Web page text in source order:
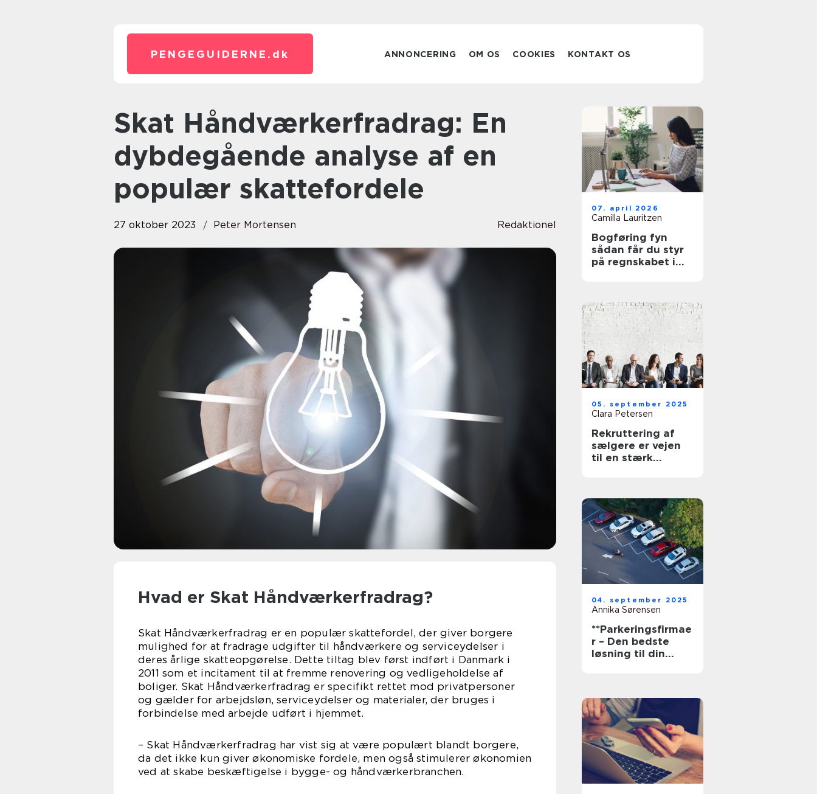
PENGEGUIDERNE. dk ANNONCERING OM OS COOKIES KONTAKT OS
Skat Håndværkerfradrag: En
dybdegående analyse af en
populær skattefordele
27 oktober 2023 Peter Mortensen Redaktionel
Hvad er Skat Håndværkerfradrag?
Skat Håndværkerfradrag er en populær skattefordel, der giver borgere
mulighed for at fradrage udgifter til håndværkere og serviceydelser i
deres årlige skatteopgørelse. Dette tiltag blev først indført i Danmark i
2011 som et incitament til at fremme renovering og vedligeholdelse af
boliger. Skat Håndværkerfradrag er specifikt rettet mod privatpersoner
og gælder for arbejdsløn, serviceydelser og materialer, der bruges i
forbindelse med arbejde udført i hjemmet.
– Skat Håndværkerfradrag har vist sig at være populært blandt borgere,
da det ikke kun giver økonomiske fordele, men også stimulerer økonomien
ved at skabe beskæftigelse i bygge- og håndværkerbranchen.
07. april 2026
Camilla Lauritzen
Bogføring fyn
sådan får du styr
på regnskabet i
05. september 2025
Clara Petersen
Rekruttering af
sælgere er vejen
til en stærk
04. september 2025
Annika Sørensen
**Parkeringsfirmae
r – Den bedste
løsning til din